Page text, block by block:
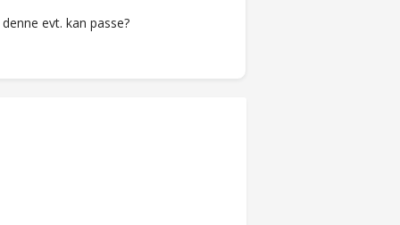
evt. kan passe?